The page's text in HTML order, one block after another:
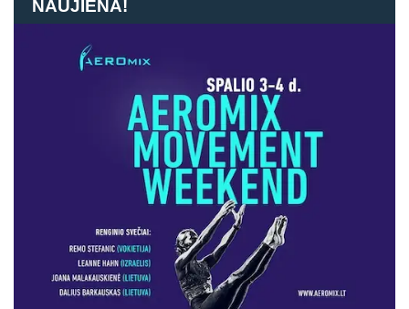
NAUJIENA!